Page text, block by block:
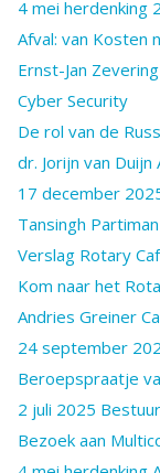
4 mei herdenking
Afval: van Kosten
Ernst-Jan
Cyber Security
De rol van de
dr. Jorijn van Duijn
17 december
Tansingh Partiman
Verslag Rotary
Kom naar het
Andries Greiner
24 september
Beroepspraatje
2 juli 2025
Bezoek aan